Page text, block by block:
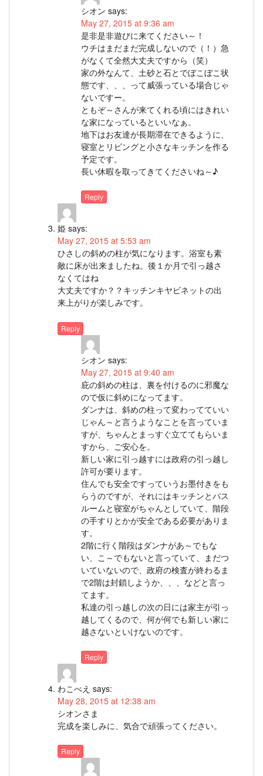
シオン says:
May 27, 2015 at 9:36 am
是非是非遊びに来てください～！
ウチはまだまだ完成しないので（！）急
がなくて全然大丈夫ですから（笑）
家の外なんて、土砂と石とでぼこぼこ状
態です、、、って威張っている場合じゃ
ないですー。
ともぞ～さんが来てくれる頃にはきれい
な家になっているといいなぁ。
地下はお友達が長期滞在できるように、
寝室とリビングと小さなキッチンを作る
予定です。
長い休暇を取ってきてくださいね～♪
Reply
姫 says:
May 27, 2015 at 5:53 am
ひさしの斜めの柱が気になります。浴室も素
敵に床が出来ましたね。後１か月で引っ越さ
なくてはね
大丈夫ですか？？キッチンキヤビネットの出
来上がりが楽しみです。
Reply
シオン says:
May 27, 2015 at 9:40 am
庇の斜めの柱は、裏を付けるのに邪魔な
ので仮に斜めになってます。
ダンナは、斜めの柱って変わってていい
じゃん～と言うようなことを言っていま
すが、ちゃんとまっすぐ立ててもらいま
すから、ご安心を。
新しい家に引っ越すには政府の引っ越し
許可が要ります。
住んでも安全ですっていうお墨付きをも
らうのですが、それにはキッチンとバス
ルームと寝室がちゃんとしていて、階段
の手すりとかが安全である必要がありま
す。
2階に行く階段はダンナがあ～でもな
い、こ～でもないと言っていて、まだつ
いていないので、政府の検査が終わるま
で2階は封鎖しようか、、、などと言っ
てます。
私達の引っ越しの次の日には家主が引っ
越してくるので、何が何でも新しい家に
越さないといけないのです。
Reply
わこべえ says:
May 28, 2015 at 12:38 am
シオンさま
完成を楽しみに、気合で頑張ってください。
Reply